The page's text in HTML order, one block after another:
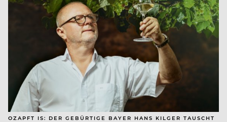
OZAPFT IS: DER GEBÜRTIGE BAYER HANS KILGER TAUSCHT